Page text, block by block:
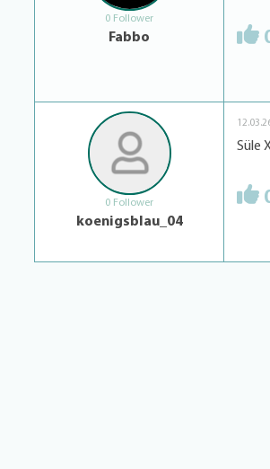
0 Follower
Fabbo
0 Follower
koenigsblau_04
Süle